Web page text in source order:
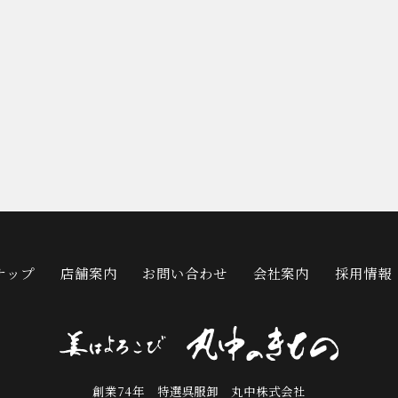
ップ 店舗案内 お問い合わせ 会社案内 採用情報
創業74年 特選呉服卸 丸中株式会社